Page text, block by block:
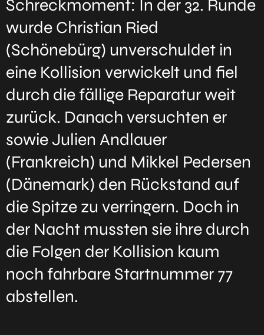
Schreckmoment: In der 32. Runde
wurde Christian Ried
(Schönebürg) unverschuldet in
eine Kollision verwickelt und fiel
durch die fällige Reparatur weit
zurück. Danach versuchten er
sowie Julien Andlauer
(Frankreich) und Mikkel Pedersen
(Dänemark) den Rückstand auf
die Spitze zu verringern. Doch in
der Nacht mussten sie ihre durch
die Folgen der Kollision kaum
noch fahrbare Startnummer 77
abstellen.